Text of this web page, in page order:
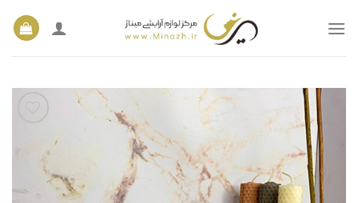
افزودن
علاقه